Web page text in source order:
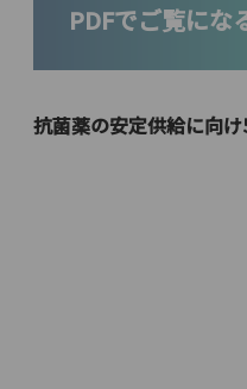
PDFでご覧にな
抗菌薬の安定供給に向